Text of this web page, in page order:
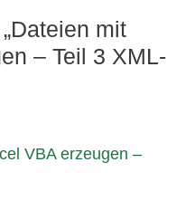
mit
– Teil 3 XML-
VBA erzeugen –